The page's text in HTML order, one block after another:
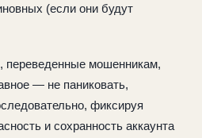
(если они будут
переведенные мошенникам,
— не паниковать,
фиксируя
и сохранность аккаунта